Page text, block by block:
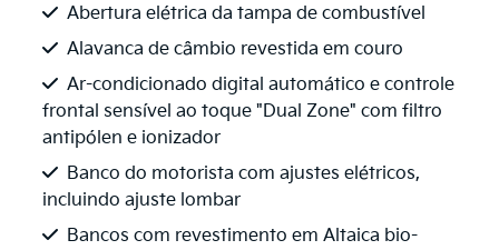
Abertura elétrica da tampa de combustível
Alavanca de câmbio revestida em couro
Ar-condicionado digital automático e controle
frontal sensível ao toque "Dual Zone" com filtro
antipólen e ionizador
Banco do motorista com ajustes elétricos,
incluindo ajuste lombar
Bancos com revestimento em Altaica bio-